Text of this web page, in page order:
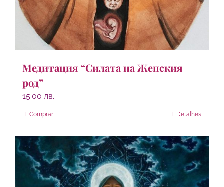
Медитация “Силата на Женския
род”
15.00 лв.
Comprar Detalhes